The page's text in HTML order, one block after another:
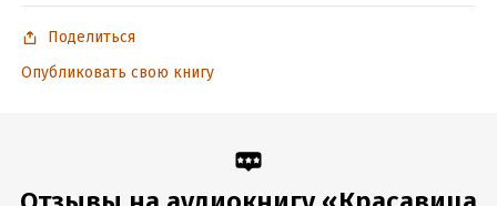
Год издания:2010
Дата поступления:
Поделиться
Опубликовать свою книгу